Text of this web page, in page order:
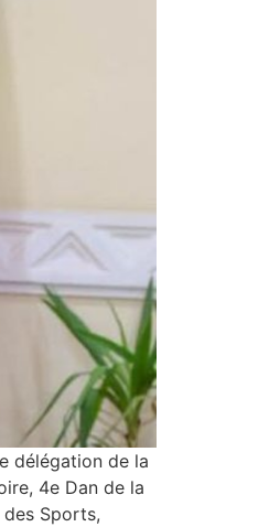
délégation de la
4e Dan de la
Sports,